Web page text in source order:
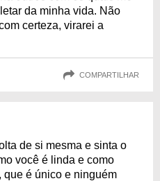
da minha vida. Não
certeza, virarei a
COMPARTILHAR
de si mesma e sinta o
você é linda e como
que é único e ninguém